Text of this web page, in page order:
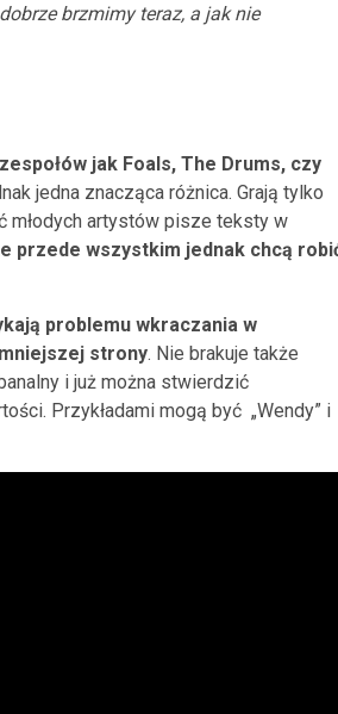
brzmimy teraz, a jak nie
jak Foals, The Drums, czy
jedna znacząca różnica. Grają tylko
młodych artystów pisze teksty w
przede wszystkim jednak chcą
problemu wkraczania w
strony. Nie brakuje także
i już można stwierdzić
Przykładami mogą być „Wendy” i